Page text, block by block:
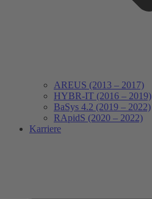
AREUS (2013 – 2017)
HYBR-IT (2016 – 2019)
BaSys 4.2 (2019 – 2022)
RApidS (2020 – 2022)
Karriere